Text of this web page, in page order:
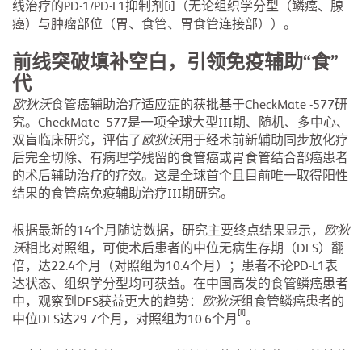
线治疗的PD-1/PD-L1抑制剂[i]（无论组织学分型（鳞癌、腺
癌）与肿瘤部位（胃、食管、胃食管连接部））。
前线突破填补空白，引领免疫辅助“食”
代
欧狄沃食管癌辅助治疗适应症的获批基于CheckMate -577研
究。CheckMate -577是一项全球大型III期、随机、多中心、
双盲临床研究，评估了 欧狄沃用于经术前新辅助同步放化疗
后完全切除、有病理学残留的食管癌或胃食管结合部癌患者
的术后辅助治疗的疗效。这是全球首个且目前唯一取得阳性
结果的食管癌免疫辅助治疗III期研究。
根据最新的14个月随访数据，研究主要终点结果显示， 欧狄
沃相比对照组，可使术后患者的中位无病生存期（DFS）翻
倍，达22.4个月（对照组为10.4个月）；患者不论PD-L1表
达状态、组织学分型均可获益。在中国高发的食管鳞癌患者
中，观察到DFS获益更大的趋势： 欧狄沃组食管鳞癌患者的
中位DFS达29.7个月，对照组为10.6个月
[ii]
。